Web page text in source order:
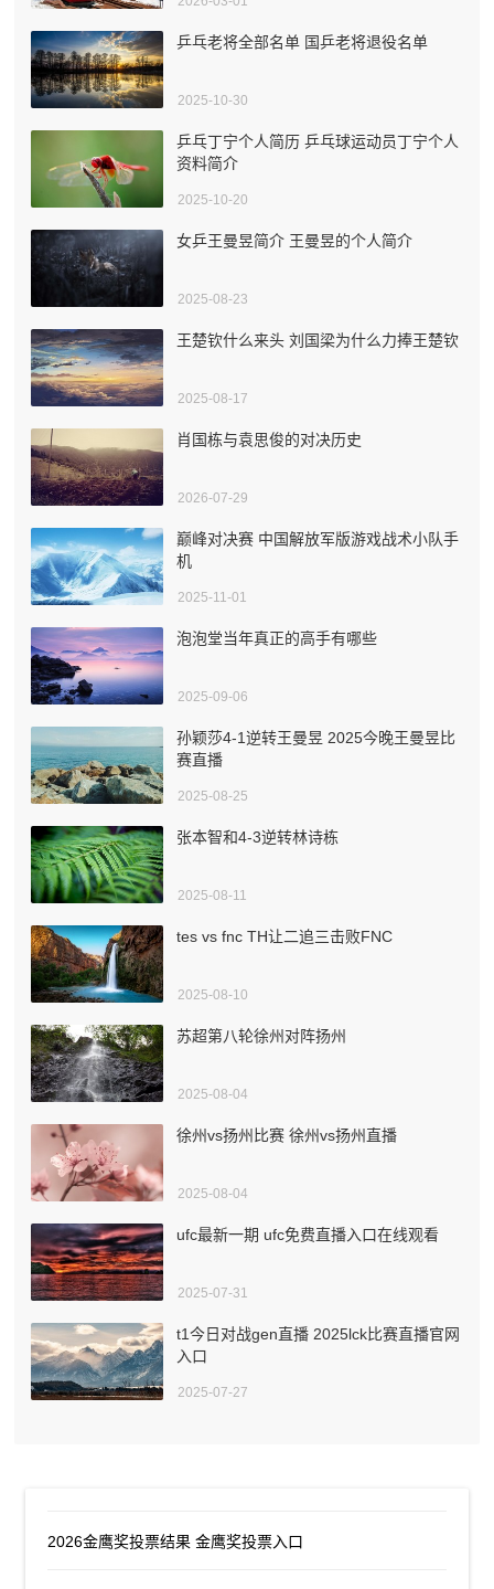
乒乓老将全部名单 国乒老将退役名单
2025-10-30
乒乓丁宁个人简历 乒乓球运动员丁宁个人
资料简介
2025-10-20
女乒王曼昱简介 王曼昱的个人简介
2025-08-23
王楚钦什么来头 刘国梁为什么力捧王楚钦
2025-08-17
肖国栋与袁思俊的对决历史
2026-07-29
巅峰对决赛 中国解放军版游戏战术小队手
机
2025-11-01
泡泡堂当年真正的高手有哪些
2025-09-06
孙颖莎4-1逆转王曼昱 2025今晚王曼昱比
赛直播
2025-08-25
张本智和4-3逆转林诗栋
2025-08-11
tes vs fnc TH让二追三击败FNC
2025-08-10
苏超第八轮徐州对阵扬州
2025-08-04
徐州vs扬州比赛 徐州vs扬州直播
2025-08-04
ufc最新一期 ufc免费直播入口在线观看
2025-07-31
t1今日对战gen直播 2025lck比赛直播官网
入口
2025-07-27
2026金鹰奖投票结果 金鹰奖投票入口